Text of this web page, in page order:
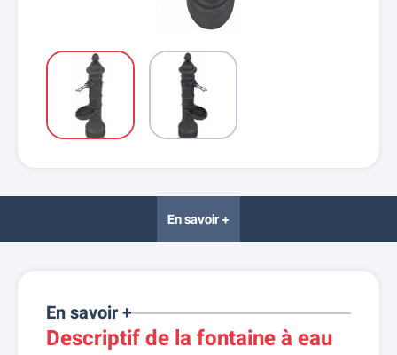
En savoir +
En savoir +
Descriptif de la fontaine à eau